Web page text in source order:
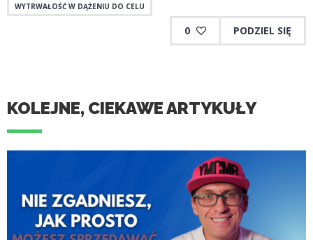
WYTRWAŁOŚĆ W DĄŻENIU DO CELU
0 PODZIEL SIĘ
KOLEJNE, CIEKAWE ARTYKUŁY